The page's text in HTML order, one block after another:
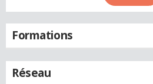
Formations
Réseau